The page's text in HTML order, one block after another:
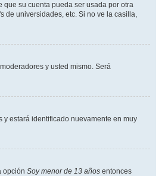
su cuenta pueda ser usada por otra
de universidades, etc. Si no ve la casilla,
y usted mismo. Será
y estará identificado nuevamente en muy
opción Soy menor de 13 años entonces